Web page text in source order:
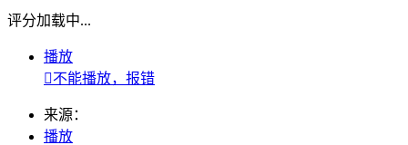
评分加载中...
播放
不能播放，报错
来源：
播放